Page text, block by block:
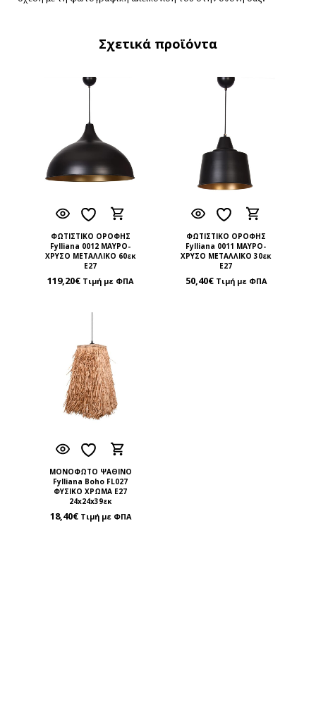
Σχετικά προϊόντα
ΦΩΤΙΣΤΙΚΟ ΟΡΟΦΗΣ
Fylliana 0012 ΜΑΥΡΟ-
ΧΡΥΣΟ ΜΕΤΑΛΛΙΚΟ 60εκ
Ε27
119,20€ Τιμή με ΦΠΑ
ΦΩΤΙΣΤΙΚΟ ΟΡΟΦΗΣ
Fylliana 0011 ΜΑΥΡΟ-
ΧΡΥΣΟ ΜΕΤΑΛΛΙΚΟ 30εκ
Ε27
50,40€ Τιμή με ΦΠΑ
ΜΟΝΟΦΩΤΟ ΨΑΘΙΝΟ
Fylliana Boho FL027
ΦΥΣΙΚΟ ΧΡΩΜΑ Ε27
24x24x39εκ
18,40€ Τιμή με ΦΠΑ